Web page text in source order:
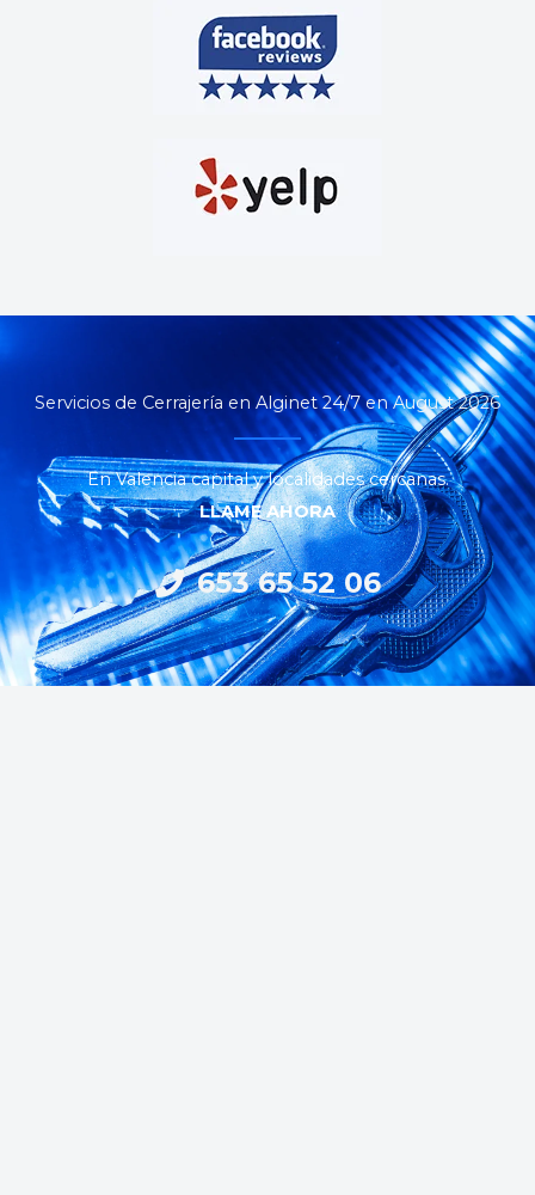
Servicios de Cerrajería en Alginet 24/7 en August 2026
En Valencia capital y localidades cercanas.
LLAME AHORA
653 65 52 06